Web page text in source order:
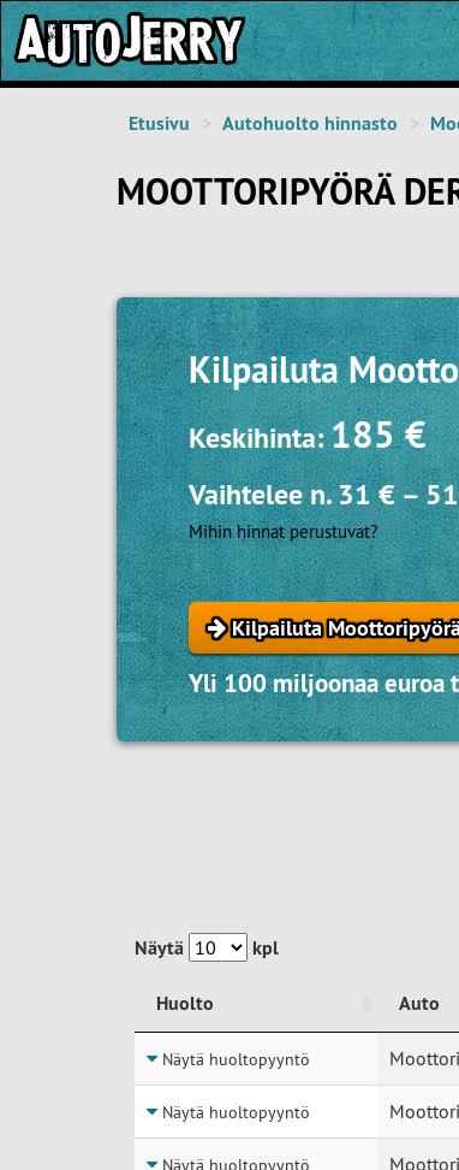
Etusivu Autohuolto hinnasto
MOOTTORIPYÖRÄ
Kilpailuta
Keskihinta:185 €
Vaihtelee n. 31 €–
Mihin hinnat perustuvat?
Kilpailuta
Yli 100 miljoonaa euroa
Näytä
kpl
Huolto Auto
Huolto
Auto
Näytä huoltopyyntö
Näytä huoltopyyntö
Näytä huoltopyyntö